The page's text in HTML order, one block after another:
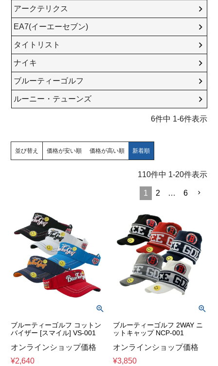
アークテリクス
EA7(イーエーセブン)
タイトリスト
ナイキ
ブルーティーゴルフ
ルーニー・テューンズ
6件中 1-6件表示
並び替え 価格が安い順 価格が高い順 新着順
110件中 1-20件表示
1 2 … 6
ブルーティーゴルフ コットン
バイザー [スマイル] VS-001
オンラインショップ価格
¥2,640
ブルーティーゴルフ 2WAY ニ
ットキャップ NCP-001
オンラインショップ価格
¥3,850